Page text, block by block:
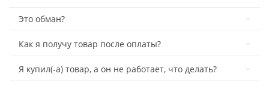
Это обман?
Как я получу товар после оплаты?
Я купил(-а) товар, а он не работает, что делать?